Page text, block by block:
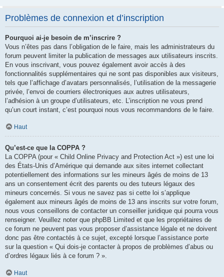
Problèmes de connexion et d’inscription
Pourquoi ai-je besoin de m’inscrire ?
Vous n’êtes pas dans l’obligation de le faire, mais les administrateurs du
forum peuvent limiter la publication de messages aux utilisateurs inscrits.
En vous inscrivant, vous pouvez également avoir accès à des
fonctionnalités supplémentaires qui ne sont pas disponibles aux visiteurs,
tels que l’affichage d’avatars personnalisés, l’utilisation de la messagerie
privée, l’envoi de courriers électroniques aux autres utilisateurs,
l’adhésion à un groupe d’utilisateurs, etc. L’inscription ne vous prend
qu’un court instant, c’est pourquoi nous vous recommandons de le faire.
Haut
Qu’est-ce que la COPPA ?
La COPPA (pour « Child Online Privacy and Protection Act ») est une loi
des États-Unis d’Amérique qui demande aux sites internet collectant
potentiellement des informations sur les mineurs âgés de moins de 13
ans un consentement écrit des parents ou des tuteurs légaux des
mineurs concernés. Si vous ne savez pas si cette loi s’applique
également aux mineurs âgés de moins de 13 ans inscrits sur votre forum,
nous vous conseillons de contacter un conseiller juridique qui pourra vous
renseigner. Veuillez noter que phpBB Limited et que les propriétaires de
ce forum ne peuvent pas vous proposer d’assistance légale et ne doivent
donc pas être contactés à ce sujet, excepté lorsque l’assistance porte
sur la question « Qui dois-je contacter à propos de problèmes d’abus ou
d’ordres légaux liés à ce forum ? ».
Haut